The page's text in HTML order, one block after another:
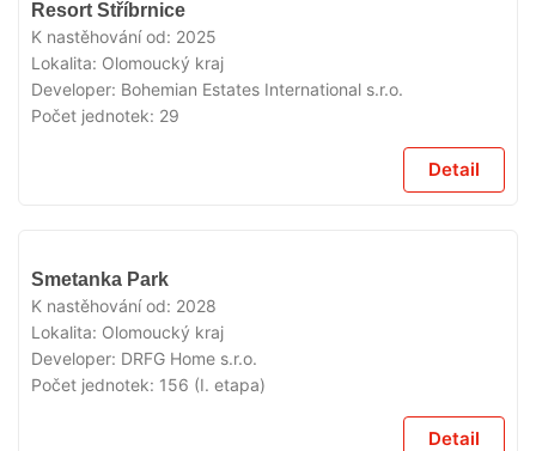
Resort Stříbrnice
K nastěhování od: 2025
Lokalita: Olomoucký kraj
Developer: Bohemian Estates International s.r.o.
Počet jednotek: 29
Detail
Smetanka Park
K nastěhování od: 2028
Lokalita: Olomoucký kraj
Developer: DRFG Home s.r.o.
Počet jednotek: 156 (I. etapa)
Detail